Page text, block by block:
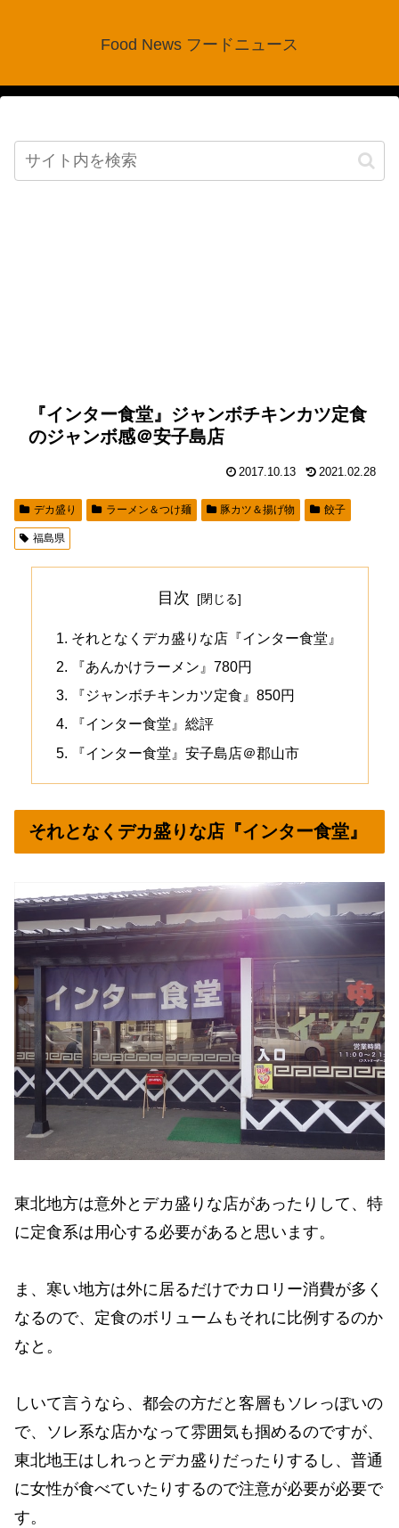
Food News フードニュース
『インター食堂』ジャンボチキンカツ定食
のジャンボ感＠安子島店
2017.10.13 2021.02.28
デカ盛り ラーメン＆つけ麺 豚カツ＆揚げ物 餃子
福島県
目次
それとなくデカ盛りな店『インター食堂』
『あんかけラーメン』780円
『ジャンボチキンカツ定食』850円
『インター食堂』総評
『インター食堂』安子島店＠郡山市
それとなくデカ盛りな店『インター食堂』
東北地方は意外とデカ盛りな店があったりして、特
に定食系は用心する必要があると思います。
ま、寒い地方は外に居るだけでカロリー消費が多く
なるので、定食のボリュームもそれに比例するのか
なと。
しいて言うなら、都会の方だと客層もソレっぽいの
で、ソレ系な店かなって雰囲気も掴めるのですが、
東北地王はしれっとデカ盛りだったりするし、普通
に女性が食べていたりするので注意が必要が必要で
す。